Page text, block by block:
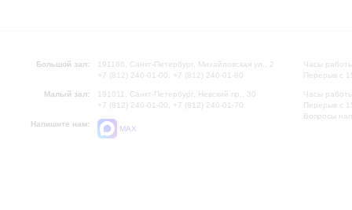
Большой зал:
191186, Санкт-Петербург, Михайловская ул., 2
+7 (812) 240-01-00, +7 (812) 240-01-80
Малый зал:
191011, Санкт-Петербург, Невский пр., 30
+7 (812) 240-01-00, +7 (812) 240-01-70
Напишите нам:
MAX
Часы
Перерыв с
Часы
Перерыв с
Вопросы